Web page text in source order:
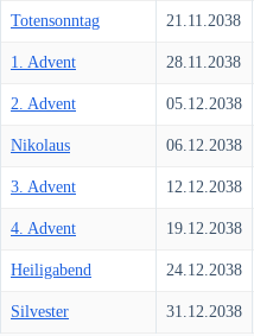
Totensonntag 21.11.2038
1. Advent 28.11.2038
2. Advent 05.12.2038
Nikolaus 06.12.2038
3. Advent 12.12.2038
4. Advent 19.12.2038
Heiligabend 24.12.2038
Silvester 31.12.2038